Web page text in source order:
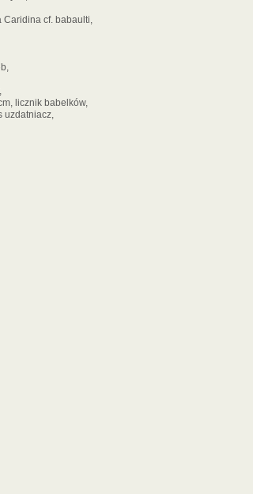
Caridina cf. babaulti,
licznik babelków,
uzdatniacz,